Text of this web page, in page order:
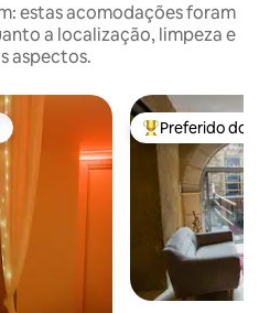
estas acomodações foram
a localização, limpeza e
aspectos.
dos hóspedes Entre os
Preferido dos